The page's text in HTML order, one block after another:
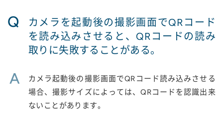
Q
カメラを起動後の撮影画面でQRコード
を読み込みさせると、QRコードの読み
取りに失敗することがある。
A
カメラ起動後の撮影画面でQRコード読み込みさせる
場合、撮影サイズによっては、QRコードを認識出来
ないことがあります。